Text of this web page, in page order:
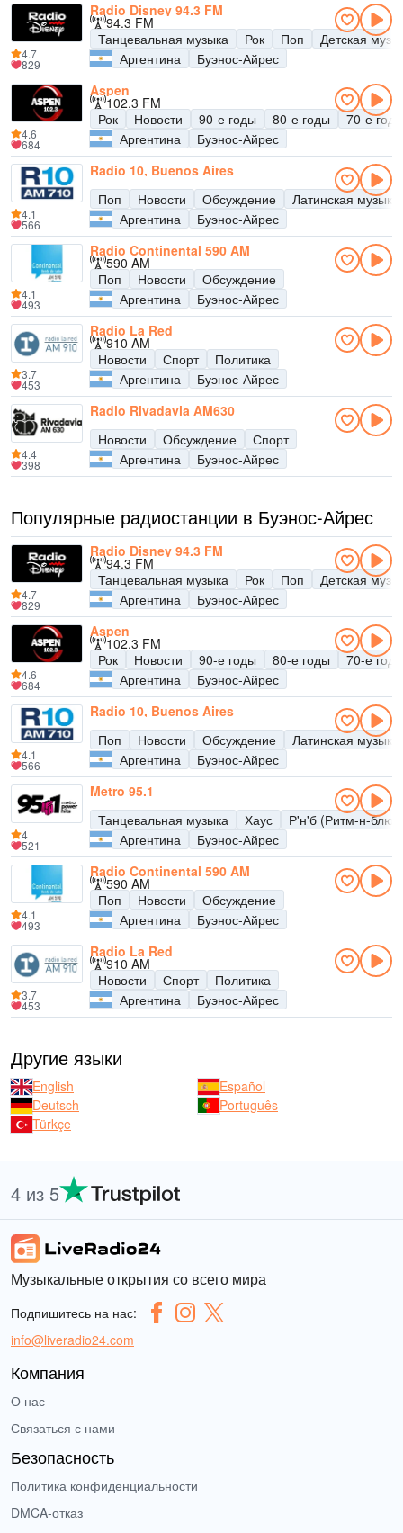
Radio Disney 94.3 FM
94.3 FM
Танцевальная музыка
Рок Поп
Детская
Аргентина
Буэнос-Айрес
4.7
829
Aspen
102.3 FM
Рок
Новости 90-е годы 80-е годы
70-е годы
Аргентина
Буэнос-Айрес
4.6
684
Radio 10, Buenos Aires
Поп
Новости Обсуждение
Латинская музыка
Аргентина
Буэнос-Айрес
4.1
566
Radio Continental 590 AM
590 AM
Поп
Новости
Обсуждение
Аргентина
Буэнос-Айрес
4.1
493
Radio La Red
910 AM
Новости
Спорт
Политика
Аргентина
Буэнос-Айрес
3.7
453
Radio Rivadavia AM630
Новости
Обсуждение
Спорт
Аргентина
Буэнос-Айрес
4.4
398
Популярные радиостанции в Буэнос-Айрес
Radio Disney 94.3 FM
94.3 FM
Танцевальная музыка
Рок Поп
Детская
Аргентина
Буэнос-Айрес
4.7
829
Aspen
102.3 FM
Рок
Новости 90-е годы 80-е годы
70-е годы
Аргентина
Буэнос-Айрес
4.6
684
Radio 10, Buenos Aires
Поп
Новости Обсуждение
Латинская музыка
Аргентина
Буэнос-Айрес
4.1
566
Metro 95.1
Танцевальная музыка
Хаус
Р'н'б (Ритм-н-блюз)
Аргентина
Буэнос-Айрес
4
521
Radio Continental 590 AM
590 AM
Поп
Новости
Обсуждение
Аргентина
Буэнос-Айрес
4.1
493
Radio La Red
910 AM
Новости
Спорт
Политика
Аргентина
Буэнос-Айрес
3.7
453
Другие языки
English
Español
Deutsch
Português
Türkçe
4 из 5
Музыкальные открытия со всего мира
Подпишитесь на нас:
info@liveradio24.com
Компания
О нас
Связаться с нами
Безопасность
Политика конфиденциальности
DMCA-отказ